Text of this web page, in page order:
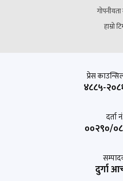
गोपनीयता
हाम्रो
प्रेस
४८८५-
दर्ता नं.
००२९०/
दुर्गा